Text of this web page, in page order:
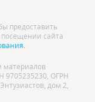
предоставить
сайта
материалов
9705235230, ОГРН
дом 2,